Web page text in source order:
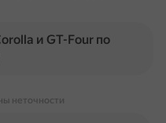
и GT-Four по
неточности